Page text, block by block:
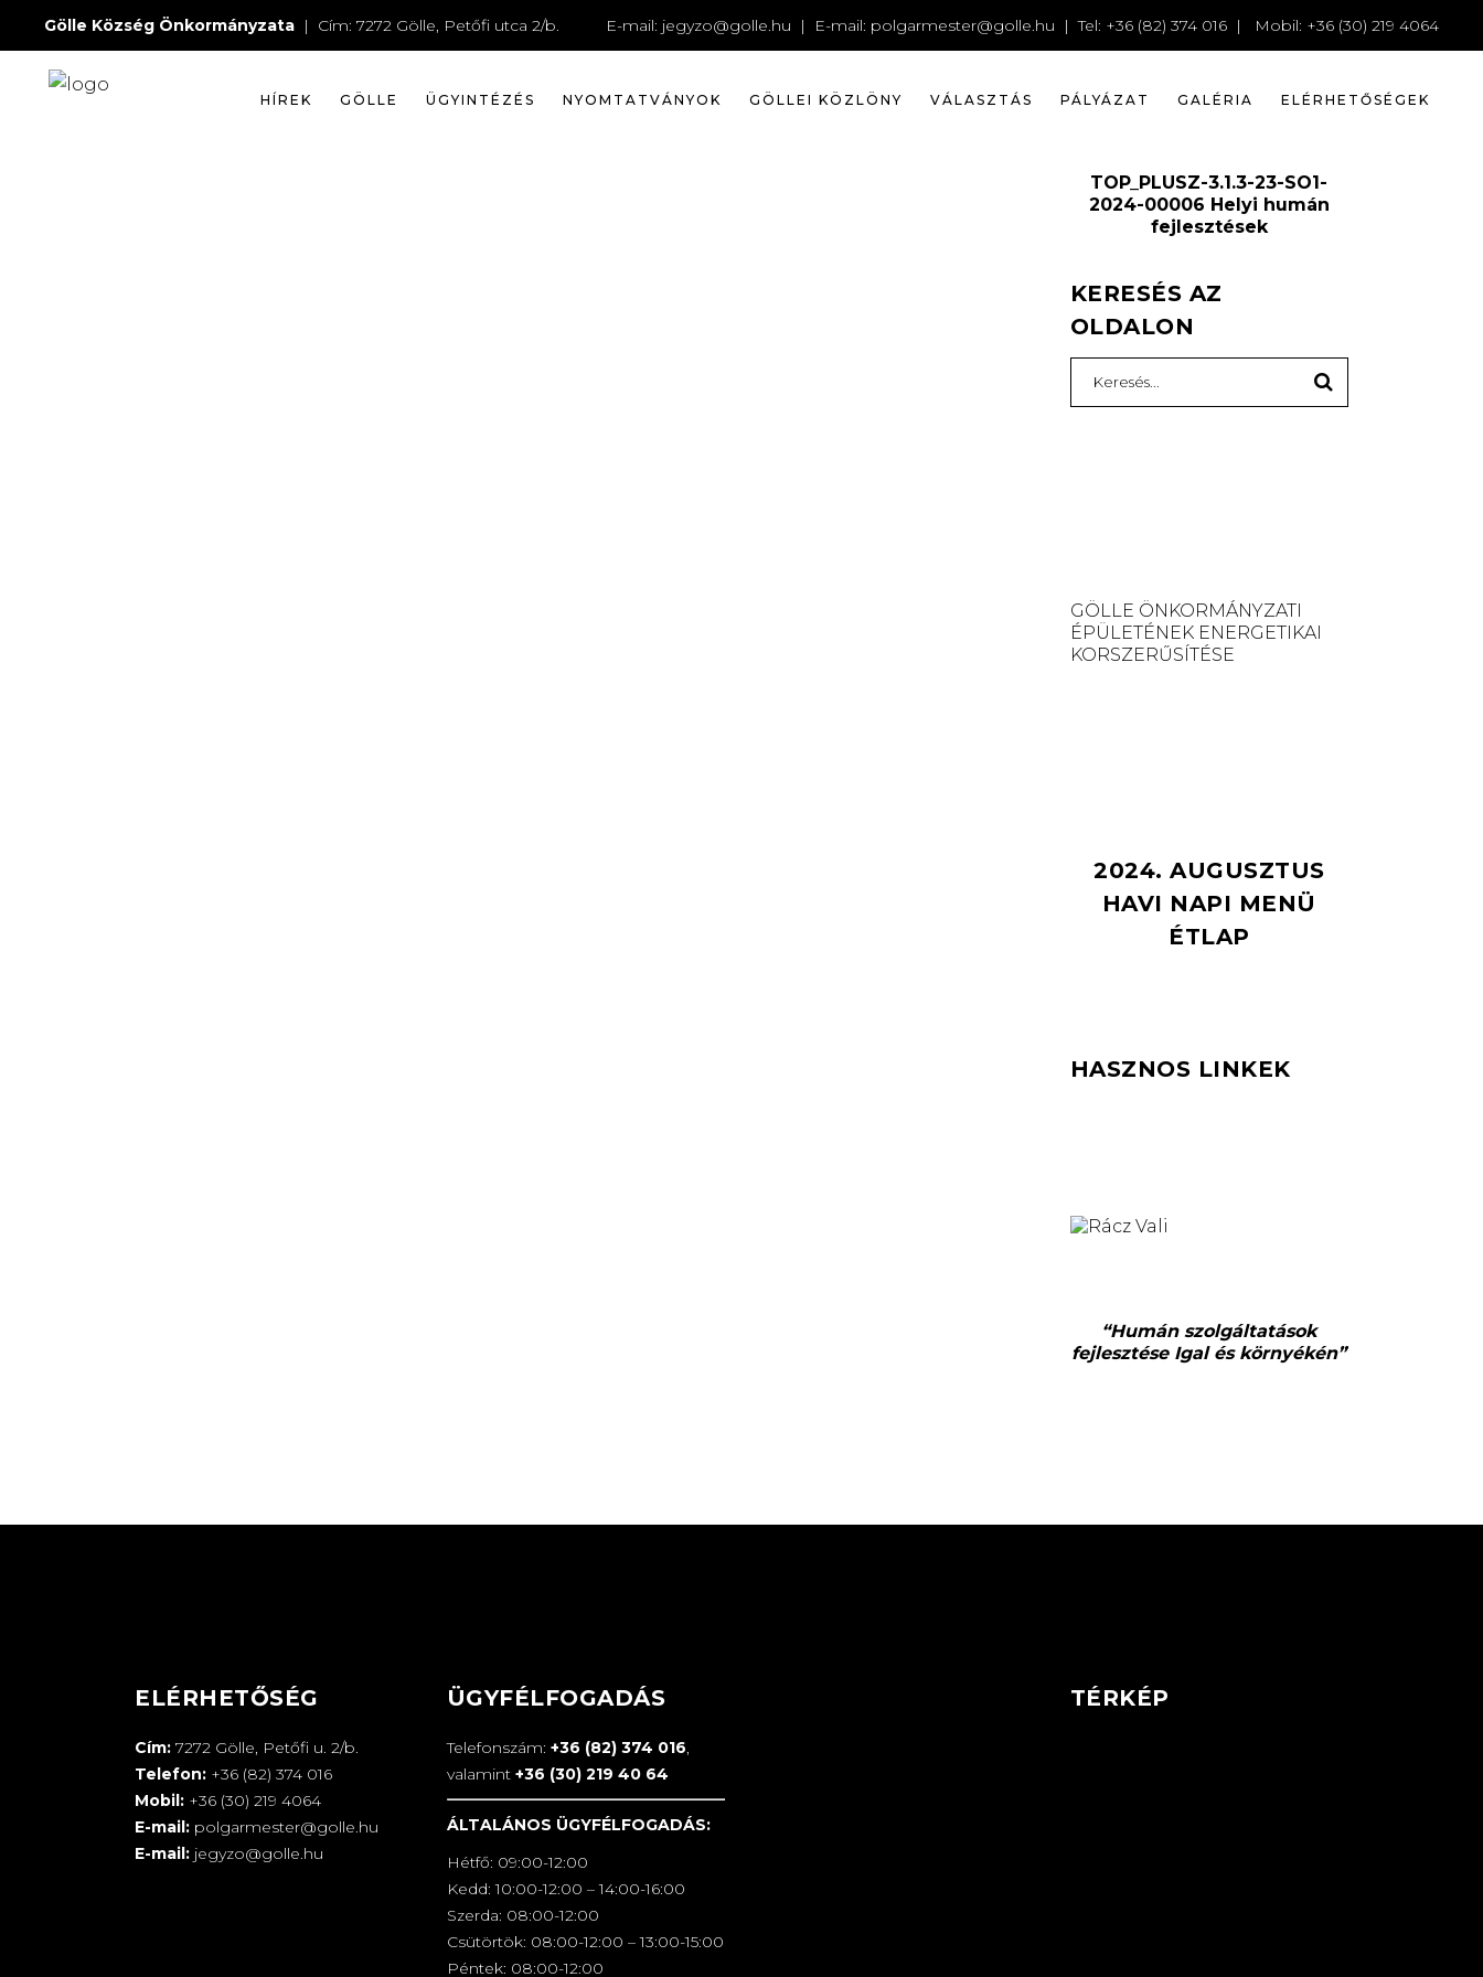
Gölle Község Önkormányzata | Cím: 7272 Gölle, Petőfi utca 2/b. E-mail: jegyzo@golle.hu | E-mail: polgarmester@golle.hu | Tel: +36 (82) 374 016 | Mobil: +36 (30) 219 4064
HÍREK GÖLLE ÜGYINTÉZÉS NYOMTATVÁNYOK GÖLLEI KÖZLÖNY VÁLASZTÁS PÁLYÁZAT GALÉRIA ELÉRHETŐSÉGEK
TOP_PLUSZ-3.1.3-23-SO1-
2024-00006 Helyi humán
fejlesztések
KERESÉS AZ
OLDALON
for:
GÖLLE ÖNKORMÁNYZATI
ÉPÜLETÉNEK ENERGETIKAI
KORSZERŰSÍTÉSE
2024. AUGUSZTUS
HAVI NAPI MENÜ
ÉTLAP
HASZNOS LINKEK
“Humán szolgáltatások
fejlesztése Igal és környékén”
ELÉRHETŐSÉG
Cím: 7272 Gölle, Petőfi u. 2/b.
Telefon: +36 (82) 374 016
Mobil: +36 (30) 219 4064
E-mail: polgarmester@golle.hu
E-mail: jegyzo@golle.hu
ÜGYFÉLFOGADÁS
Telefonszám: +36 (82) 374 016,
valamint +36 (30) 219 40 64
ÁLTALÁNOS ÜGYFÉLFOGADÁS:
Hétfő: 09:00-12:00
Kedd: 10:00-12:00 – 14:00-16:00
Szerda: 08:00-12:00
Csütörtök: 08:00-12:00 – 13:00-15:00
Péntek: 08:00-12:00
TÉRKÉP